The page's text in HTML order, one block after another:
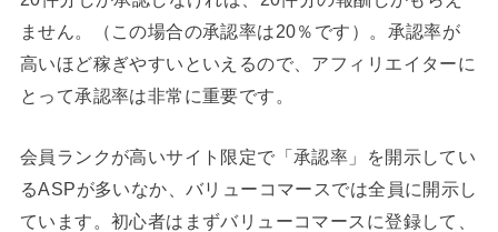
ません。（この場合の承認率は20％です）。承認率が
高いほど稼ぎやすいといえるので、アフィリエイターに
とって承認率は非常に重要です。
会員ランクが高いサイト限定で「承認率」を開示してい
るASPが多いなか、バリューコマースでは全員に開示し
ています。初心者はまずバリューコマースに登録して、